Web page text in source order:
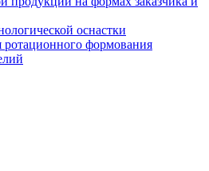
оснастки
формования